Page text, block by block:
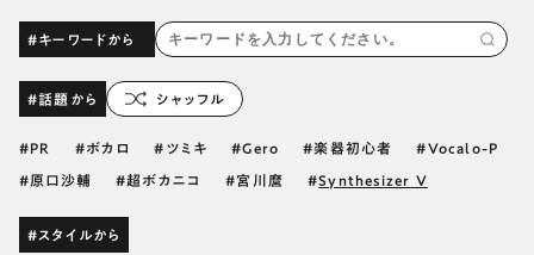
#キーワードから
#話題から シャッフル
PR ボカロ ツミキ Gero 楽器初心者 Vocalo-P
原口沙輔 超ボカニコ 宮川麿 Synthesizer V
#スタイルから